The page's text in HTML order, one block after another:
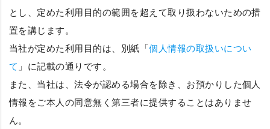
とし、定めた利用目的の範囲を超えて取り扱わないための措
置を講じます。
当社が定めた利用目的は、別紙「個人情報の取扱いについ
て 」に記載の通りです。
また、当社は、法令が認める場合を除き、お預かりした個人
情報をご本人の同意無く第三者に提供することはありませ
ん。